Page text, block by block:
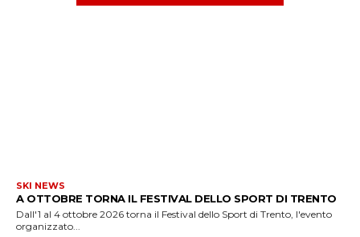
SKI NEWS
A OTTOBRE TORNA IL FESTIVAL DELLO SPORT DI TRENTO
Dall'1 al 4 ottobre 2026 torna il Festival dello Sport di Trento, l'evento
organizzato...